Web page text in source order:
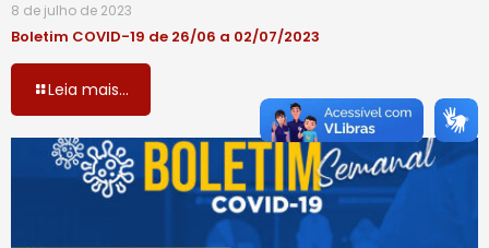
8 de julho de 2023
Boletim COVID-19 de 26/06 a 02/07/2023
Leia mais...